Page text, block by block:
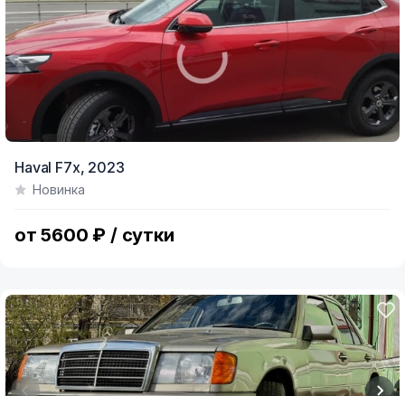
Haval F7x, 2023
Новинка
от 5600 ₽ / сутки